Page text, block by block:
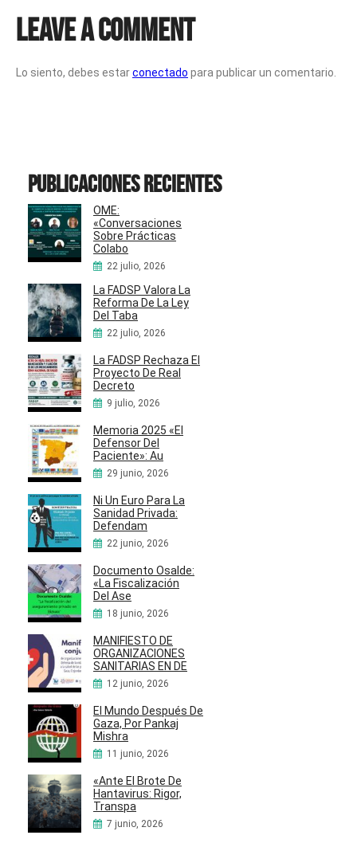
Leave a Comment
Lo siento, debes estarconectado para publicar un comentario.
Publicaciones recientes
OME:
«Conversaciones
Sobre Prácticas
Colabo
22 julio, 2026
La FADSP Valora La
Reforma De La Ley
Del Taba
22 julio, 2026
La FADSP Rechaza El
Proyecto De Real
Decreto
9 julio, 2026
Memoria 2025 «El
Defensor Del
Paciente»: Au
29 junio, 2026
Ni Un Euro Para La
Sanidad Privada:
Defendam
22 junio, 2026
Documento Osalde:
«La Fiscalización
Del Ase
18 junio, 2026
MANIFIESTO DE
ORGANIZACIONES
SANITARIAS EN DE
12 junio, 2026
El Mundo Después De
Gaza, Por Pankaj
Mishra
11 junio, 2026
«Ante El Brote De
Hantavirus: Rigor,
Transpa
7 junio, 2026